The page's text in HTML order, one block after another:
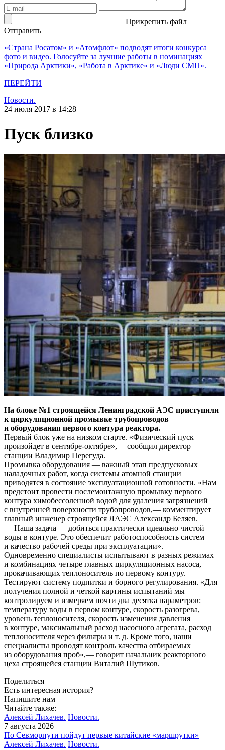
Прикрепить файл
Отправить
«Страна Росатом» и «Атомфлот» подводят итоги конкурса
фото и видео. Голосуйте за лучшие работы в номинациях
«Природа Арктики», «Работа в Арктике» и «Люди СМП».
ПЕРЕЙТИ
Новости.
24 июля 2017 в 14:28
Пуск близко
На блоке №1 строящейся Ленинградской АЭС приступили
к циркуляционной промывке трубопроводов
и оборудования первого контура реактора.
Первый блок уже на низком старте. «Физический пуск
произойдет в сентябре-октябре»,— сообщил директор
станции Владимир Перегуда.
Промывка оборудования — важный этап предпусковых
наладочных работ, когда системы атомной станции
приводятся в состояние эксплуатационной готовности. «Нам
предстоит провести послемонтажную промывку первого
контура химобессоленной водой для удаления загрязнений
с внутренней поверхности трубопроводов,— комментирует
главный инженер строящейся ЛАЭС Александр Беляев.
— Наша задача — добиться практически идеально чистой
воды в контуре. Это обеспечит работоспособность систем
и качество рабочей среды при эксплуатации».
Одновременно специалисты испытывают в разных режимах
и комбинациях четыре главных циркуляционных насоса,
прокачивающих теплоноситель по первому контуру.
Тестируют систему подпитки и борного регулирования. «Для
получения полной и четкой картины испытаний мы
контролируем и измеряем почти два десятка параметров:
температуру воды в первом контуре, скорость разогрева,
уровень теплоносителя, скорость изменения давления
в контуре, максимальный расход насосного агрегата, расход
теплоносителя через фильтры и т. д. Кроме того, наши
специалисты проводят контроль качества отбираемых
из оборудования проб»,— говорит начальник реакторного
цеха строящейся станции Виталий Шутиков.
Поделиться
Есть интересная история?
Напишите нам
Читайте также:
Алексей Лихачев. Новости.
7 августа 2026
По Севморпути пойдут первые китайские «маршрутки»
Алексей Лихачев. Новости.